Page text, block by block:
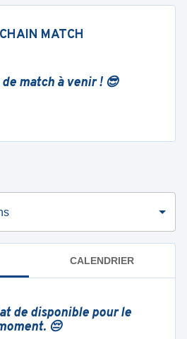
MATCH
de match à venir ! 😎
CALENDRIER
de disponible pour le
😔